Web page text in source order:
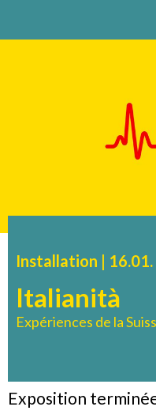
Italianità
Expériences de la
Installation | 16.01.
Exposition